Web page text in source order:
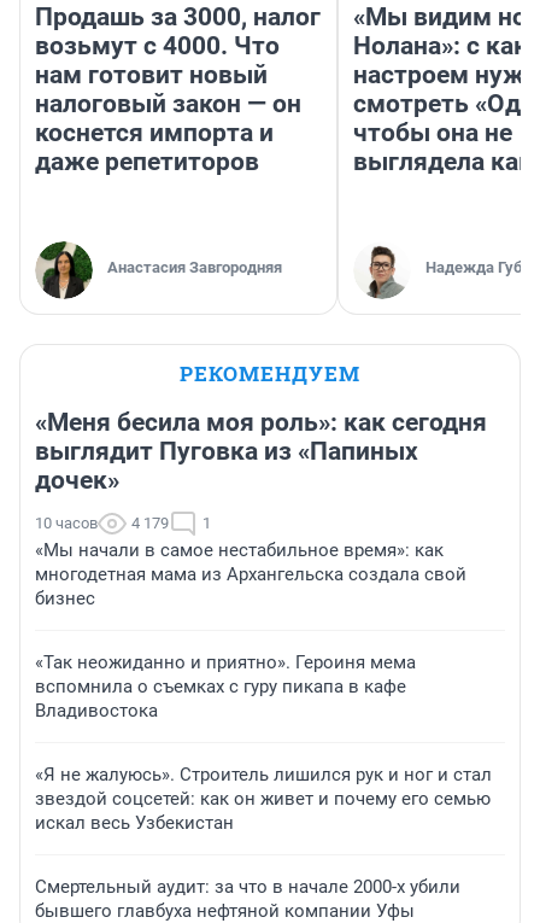
Продашь за 3000, налог
возьмут с 4000. Что
нам готовит новый
налоговый закон — он
коснется импорта и
даже репетиторов
Анастасия Завгородняя
«Мы видим
Нолана»: с
настроем
смотреть
чтобы она не
выглядела как
Надежда
РЕКОМЕНДУЕМ
«Меня бесила моя роль»: как сегодня
выглядит Пуговка из «Папиных
дочек»
10 часов 4 179 1
«Мы начали в самое нестабильное время»: как
многодетная мама из Архангельска создала свой
бизнес
«Так неожиданно и приятно». Героиня мема
вспомнила о съемках с гуру пикапа в кафе
Владивостока
«Я не жалуюсь». Строитель лишился рук и ног и стал
звездой соцсетей: как он живет и почему его семью
искал весь Узбекистан
Смертельный аудит: за что в начале 2000-х убили
бывшего главбуха нефтяной компании Уфы